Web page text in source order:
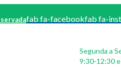
fab fa-facebookfab fa-
Segunda a
9:30-12:30